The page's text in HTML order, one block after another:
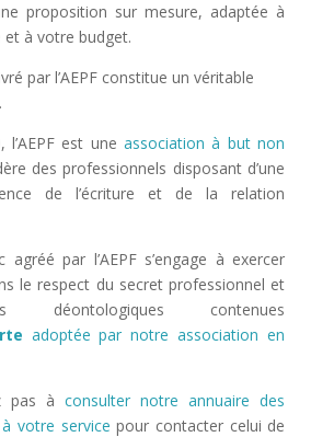
proposition sur mesure, adaptée à
à votre budget.
par l’AEPF constitue un véritable
l’AEPF est uneassociation à but non
des professionnels disposant d’une
de l’écriture et de la relation
agréé par l’AEPF s’engage à exercer
le respect du secret professionnel et
déontologiques contenues
adoptée par notre association en
pas àconsulter notre annuaire des
votre service pour contacter celui de